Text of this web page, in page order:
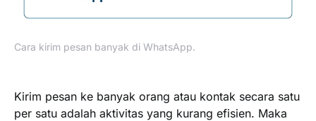
Cara kirim pesan banyak di WhatsApp.
Kirim pesan ke banyak orang atau kontak secara satu
per satu adalah aktivitas yang kurang efisien. Maka